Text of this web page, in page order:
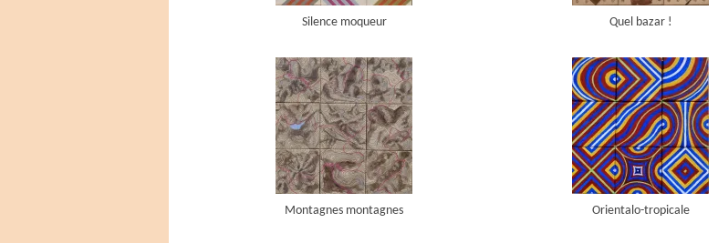
Silence moqueur Quel bazar !
Montagnes montagnes Orientalo-tropicale